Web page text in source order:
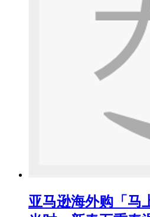
亚马逊海外购「马